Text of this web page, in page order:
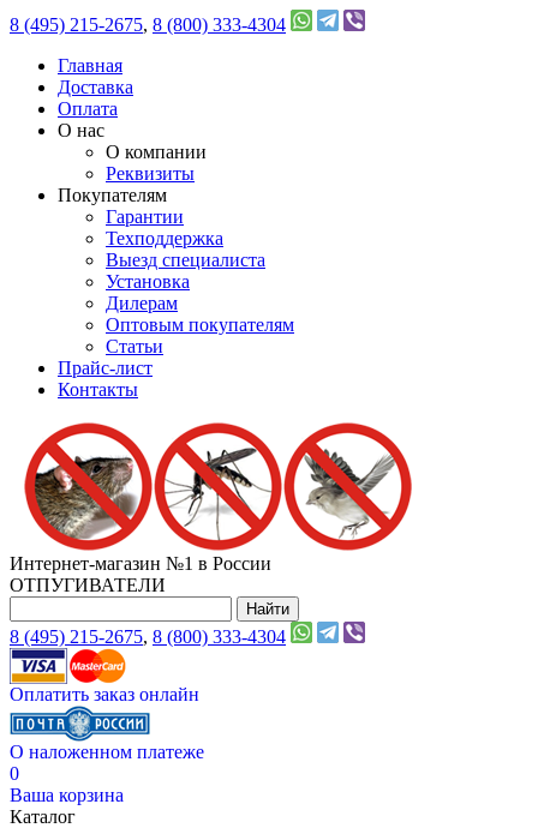
8 (495) 215-2675, 8 (800) 333-4304
Главная
Доставка
Оплата
О нас
О компании
Реквизиты
Покупателям
Гарантии
Техподдержка
Выезд специалиста
Установка
Дилерам
Оптовым покупателям
Статьи
Прайс-лист
Контакты
Интернет-магазин №1 в России
ОТПУГИВАТЕЛИ
8 (495) 215-2675, 8 (800) 333-4304
Оплатить заказ онлайн
О наложенном платеже
0
Ваша корзина
Каталог